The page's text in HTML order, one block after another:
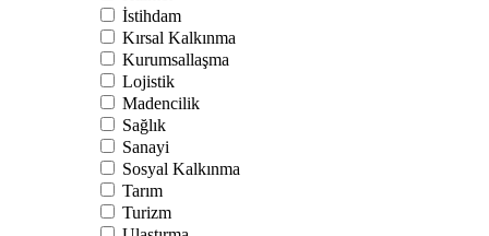
İstihdam
Kırsal Kalkınma
Kurumsallaşma
Lojistik
Madencilik
Sağlık
Sanayi
Sosyal Kalkınma
Tarım
Turizm